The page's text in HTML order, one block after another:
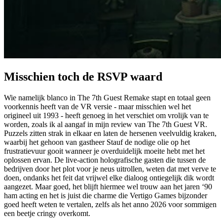
Misschien toch de RSVP waard
Wie namelijk blanco in The 7th Guest Remake stapt en totaal geen
voorkennis heeft van de VR versie - maar misschien wel het
origineel uit 1993 - heeft genoeg in het verschiet om vrolijk van te
worden, zoals ik al aangaf in mijn review van The 7th Guest VR.
Puzzels zitten strak in elkaar en laten de hersenen veelvuldig kraken,
waarbij het gehoon van gastheer Stauf de nodige olie op het
frustratievuur gooit wanneer je overduidelijk moeite hebt met het
oplossen ervan. De live-action holografische gasten die tussen de
bedrijven door het plot voor je neus uitrollen, weten dat met verve te
doen, ondanks het feit dat vrijwel elke dialoog ontiegelijk dik wordt
aangezet. Maar goed, het blijft hiermee wel trouw aan het jaren ‘90
ham acting en het is juist die charme die Vertigo Games bijzonder
goed heeft weten te vertalen, zelfs als het anno 2026 voor sommigen
een beetje cringy overkomt.